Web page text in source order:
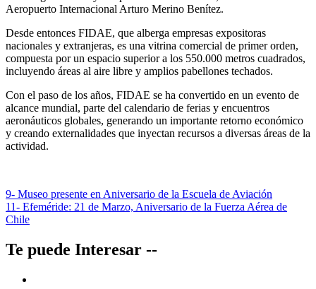
Aeropuerto Internacional Arturo Merino Benítez.
Desde entonces FIDAE, que alberga empresas expositoras
nacionales y extranjeras, es una vitrina comercial de primer orden,
compuesta por un espacio superior a los 550.000 metros cuadrados,
incluyendo áreas al aire libre y amplios pabellones techados.
Con el paso de los años, FIDAE se ha convertido en un evento de
alcance mundial, parte del calendario de ferias y encuentros
aeronáuticos globales, generando un importante retorno económico
y creando externalidades que inyectan recursos a diversas áreas de la
actividad.
Navegación
de
9- Museo presente en Aniversario de la Escuela de Aviación
11- Efeméride: 21 de Marzo, Aniversario de la Fuerza Aérea de
Chile
Te puede Interesar --